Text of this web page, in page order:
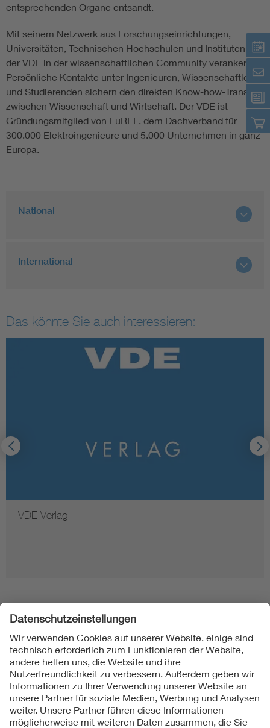
entsprechenden Organe entsandt.
Mit seinem Netzwerk aus Forschungseinrichtungen,
Universitäten, Technischen Hochschulen und Instituten ist
der VDE in der wissenschaftlichen Community verankert.
Persönliche Kontakte unter Ingenieuren, Wissenschaftlern
und Studierenden sichern den direkten Know-how-Transfer
zwischen Wissenschaft und Wirtschaft. Der VDE ist
Gründungsmitglied von EuREL, dem Dachverband für
300.000 Elektroingenieure und 5.000 Unternehmen in ganz
Europa.
National
International
Das könnte Sie auch interessieren:
VDE Verlag
Folgen Sie uns